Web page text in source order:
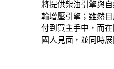
將提供柴油引擎與
輪增壓引擎；雖然
付到買主手中，而
國人見面，並同時